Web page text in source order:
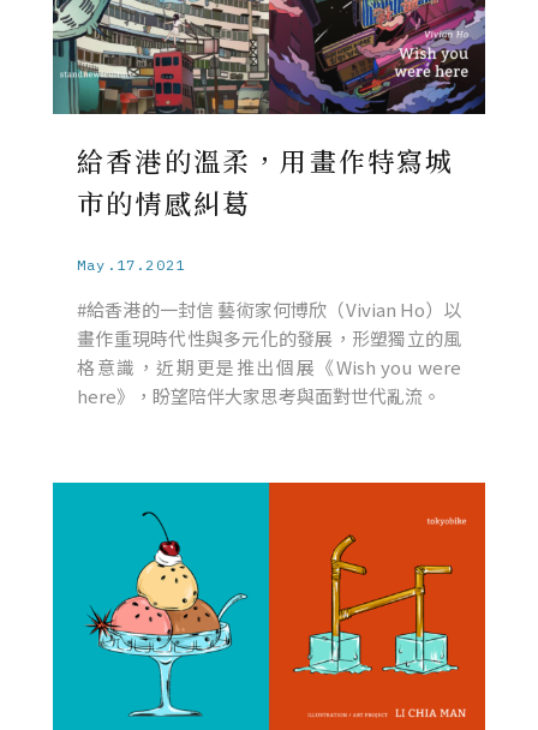
給香港的溫柔，用畫作特寫城
市的情感糾葛
May.17.2021
#給香港的一封信 藝術家何博欣（Vivian Ho）以
畫作重現時代性與多元化的發展，形塑獨立的風
格意識，近期更是推出個展《Wish you were
here》，盼望陪伴大家思考與面對世代亂流。